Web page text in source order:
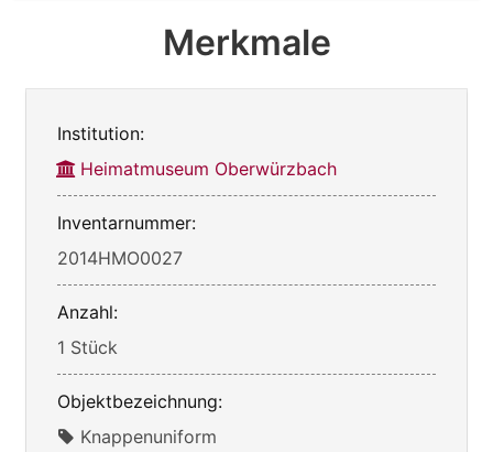
Merkmale
Institution:
Heimatmuseum Oberwürzbach
Inventarnummer:
2014HMO0027
Anzahl:
1 Stück
Objektbezeichnung:
Knappenuniform